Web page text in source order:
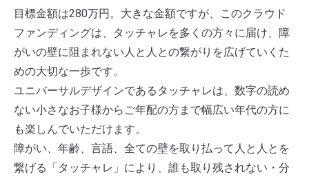
目標金額は280万円。大きな金額ですが、このクラウド
ファンディングは、タッチャレを多くの方々に届け、障
がいの壁に阻まれない人と人との繋がりを広げていくた
めの大切な一歩です。
ユニバーサルデザインであるタッチャレは、数字の読め
ない小さなお子様からご年配の方まで幅広い年代の方に
も楽しんでいただけます。
障がい、年齢、言語、全ての壁を取り払って人と人とを
繋げる「タッチャレ」により、誰も取り残されない・分